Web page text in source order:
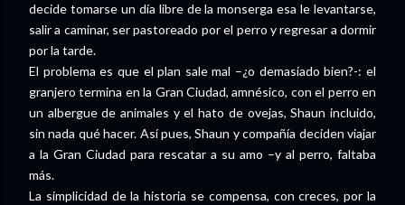
decide tomarse un día libre de la monserga esa le levantarse,
salir a caminar, ser pastoreado por el perro y regresar a dormir
por la tarde.
El problema es que el plan sale mal –¿o demasiado bien?-: el
granjero termina en la Gran Ciudad, amnésico, con el perro en
un albergue de animales y el hato de ovejas, Shaun incluido,
sin nada qué hacer. Así pues, Shaun y compañía deciden viajar
a la Gran Ciudad para rescatar a su amo –y al perro, faltaba
más.
La simplicidad de la historia se compensa, con creces, por la